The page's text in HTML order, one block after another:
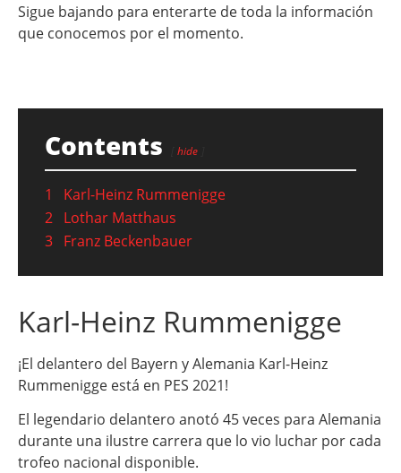
Sigue bajando para enterarte de toda la información
que conocemos por el momento.
Contents hide
1
Karl-Heinz Rummenigge
2 Lothar Matthaus
3 Franz Beckenbauer
Karl-Heinz Rummenigge
¡El delantero del Bayern y Alemania Karl-Heinz
Rummenigge está en PES 2021!
El legendario delantero anotó 45 veces para Alemania
durante una ilustre carrera que lo vio luchar por cada
trofeo nacional disponible.